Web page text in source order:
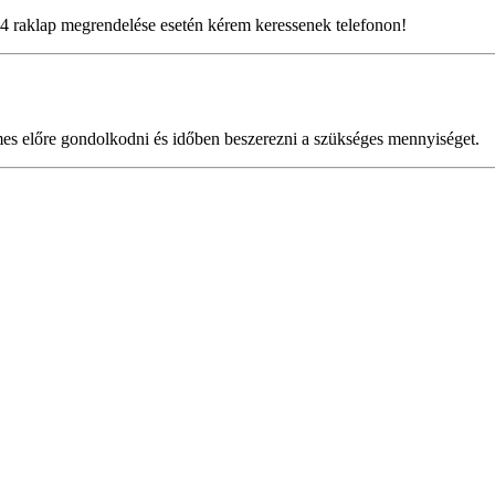
megrendelése esetén kérem keressenek telefonon!
előre gondolkodni és időben beszerezni a szükséges mennyiséget.